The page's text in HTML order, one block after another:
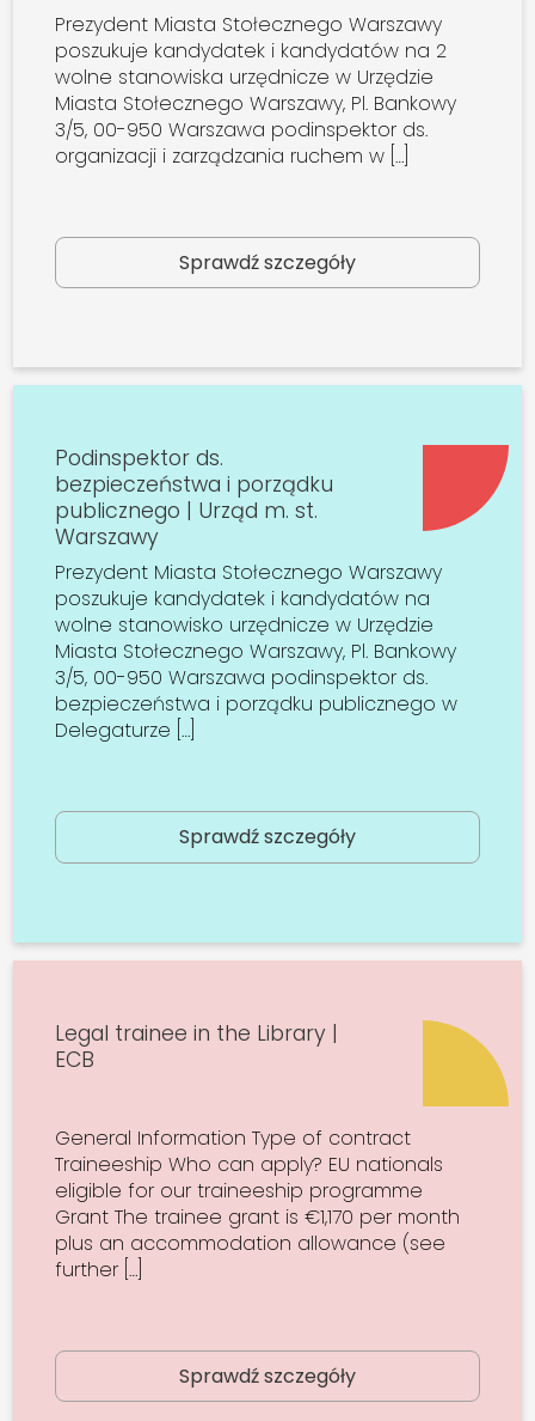
Prezydent Miasta Stołecznego Warszawy
poszukuje kandydatek i kandydatów na 2
wolne stanowiska urzędnicze w Urzędzie
Miasta Stołecznego Warszawy, Pl. Bankowy
3/5, 00-950 Warszawa podinspektor ds.
organizacji i zarządzania ruchem w […]
Sprawdź szczegóły
Podinspektor ds.
bezpieczeństwa i porządku
publicznego | Urząd m. st.
Warszawy
Prezydent Miasta Stołecznego Warszawy
poszukuje kandydatek i kandydatów na
wolne stanowisko urzędnicze w Urzędzie
Miasta Stołecznego Warszawy, Pl. Bankowy
3/5, 00-950 Warszawa podinspektor ds.
bezpieczeństwa i porządku publicznego w
Delegaturze […]
Sprawdź szczegóły
Legal trainee in the Library |
ECB
General Information Type of contract
Traineeship Who can apply? EU nationals
eligible for our traineeship programme
Grant The trainee grant is €1,170 per month
plus an accommodation allowance (see
further […]
Sprawdź szczegóły